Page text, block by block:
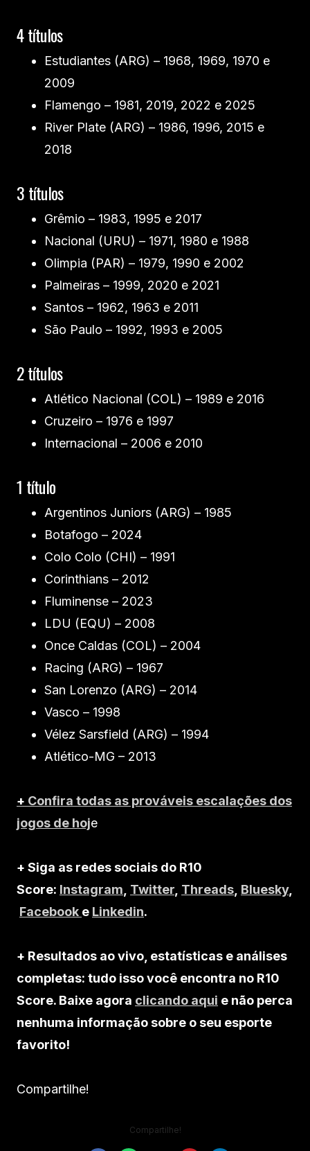
4 títulos
Estudiantes (ARG) – 1968, 1969, 1970 e
2009
Flamengo – 1981, 2019, 2022 e 2025
River Plate (ARG) – 1986, 1996, 2015 e
2018
3 títulos
Grêmio – 1983, 1995 e 2017
Nacional (URU) – 1971, 1980 e 1988
Olimpia (PAR) – 1979, 1990 e 2002
Palmeiras – 1999, 2020 e 2021
Santos – 1962, 1963 e 2011
São Paulo – 1992, 1993 e 2005
2 títulos
Atlético Nacional (COL) – 1989 e 2016
Cruzeiro – 1976 e 1997
Internacional – 2006 e 2010
1 título
Argentinos Juniors (ARG) – 1985
Botafogo – 2024
Colo Colo (CHI) – 1991
Corinthians – 2012
Fluminense – 2023
LDU (EQU) – 2008
Once Caldas (COL) – 2004
Racing (ARG) – 1967
San Lorenzo (ARG) – 2014
Vasco – 1998
Vélez Sarsfield (ARG) – 1994
Atlético-MG – 2013
+ Confira todas as prováveis escalações dos
jogos de hoje
+ Siga as redes sociais do R10
Score: Instagram, Twitter, Threads, Bluesky,
Facebook e Linkedin.
+ Resultados ao vivo, estatísticas e análises
completas: tudo isso você encontra no R10
Score. Baixe agora clicando aqui e não perca
nenhuma informação sobre o seu esporte
favorito!
Compartilhe!
Compartilhe!